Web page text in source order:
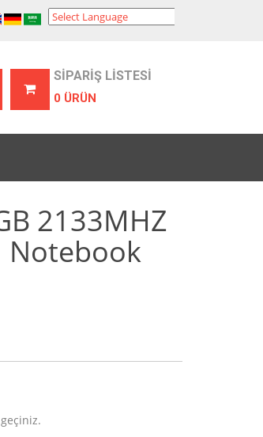
SİPARİŞ LİSTESİ
0 ÜRÜN
2133MHZ
Notebook